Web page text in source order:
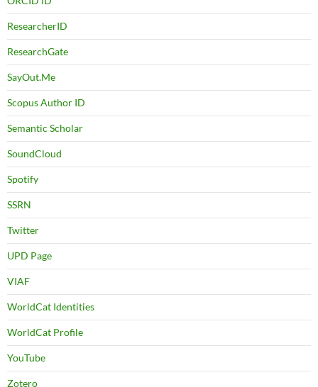
ResearcherID
ResearchGate
SayOut.Me
Scopus Author ID
Semantic Scholar
SoundCloud
Spotify
SSRN
Twitter
UPD Page
VIAF
WorldCat Identities
WorldCat Profile
YouTube
Zotero